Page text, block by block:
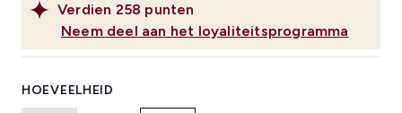
Verdien 258 punten
Neem deel aan het loyaliteitsprogramma
HOEVEELHEID